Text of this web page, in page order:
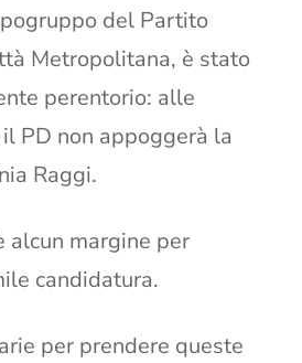
del Partito
Metropolitana, è stato
perentorio: alle
PD non appoggerà la
Raggi.
alcun margine per
candidatura.
per prendere queste